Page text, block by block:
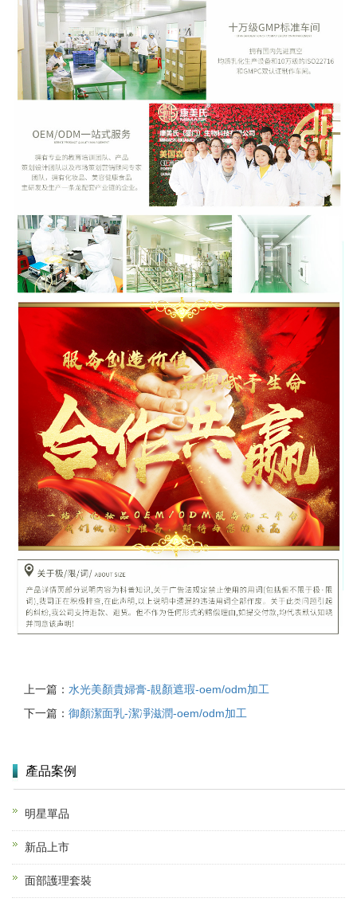
上一篇： 水光美顏貴婦膏-靚顏遮瑕-oem/odm加工
下一篇： 御顏潔面乳-潔凈滋潤-oem/odm加工
產品案例
明星單品
新品上市
面部護理套裝